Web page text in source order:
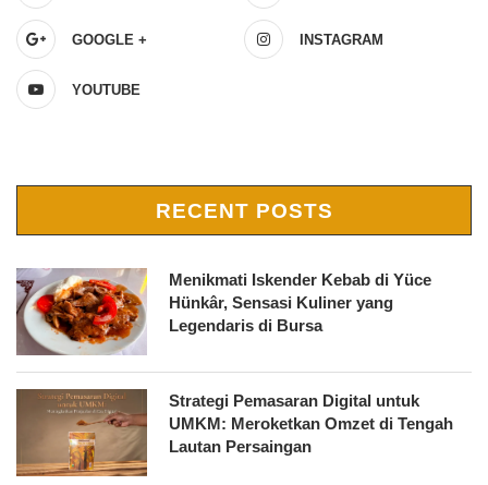
GOOGLE + INSTAGRAM
YOUTUBE
RECENT POSTS
Menikmati Iskender Kebab di Yüce
Hünkâr, Sensasi Kuliner yang
Legendaris di Bursa
Strategi Pemasaran Digital untuk
UMKM: Meroketkan Omzet di Tengah
Lautan Persaingan